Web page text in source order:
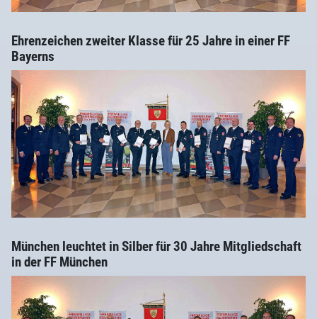
Ehrenzeichen zweiter Klasse für 25 Jahre in einer FF
Bayerns
München leuchtet in Silber für 30 Jahre Mitgliedschaft
in der FF München